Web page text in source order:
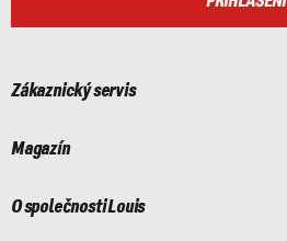
Zákaznický servis
Magazín
O společnosti Louis